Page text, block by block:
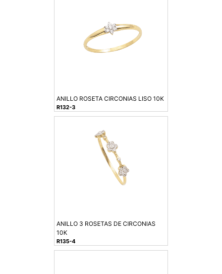
ANILLO ROSETA CIRCONIAS LISO 10K
R132-3
ANILLO 3 ROSETAS DE CIRCONIAS
10K
R135-4